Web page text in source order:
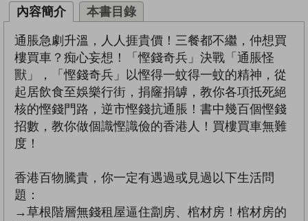
內容簡介 本書目錄
通脹急劇升溫，人人捱貴價！三餐都不繼，仲想買
樓買車？痴心妄想！「慳錢奇兵」決戰「通脹怪
獸」，「慳錢奇兵」以慳得一蚊得一蚊的精神，從
起居飲食至娛樂行街，捐窿捐罅，教你各項抵死絕
核的慳錢門路，逆市慳錢抗通脹！書中幾百個慳錢
招數，教你做個識慳識儉的香港人！買樓買車無難
度！
香港百物騰貴，你一定有遇過或見過以下生活問
題：
→草根階層無錢租屋逼住劏房、棺材房！棺材房的